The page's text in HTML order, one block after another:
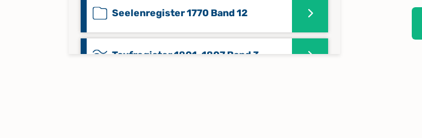
Seelenregister 1770 Band 12
Taufregister 1801-1807 Band 3